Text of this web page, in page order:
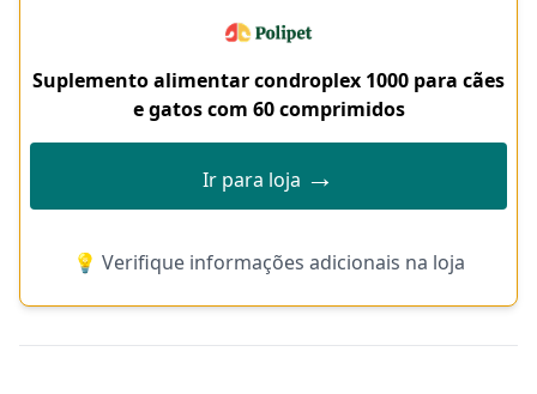
Suplemento alimentar condroplex 1000 para cães
e gatos com 60 comprimidos
Ir para loja →
💡 Verifique informações adicionais na loja